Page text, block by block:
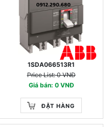
1SDA066513R1
Price List: 0 VNĐ
Giá bán: 0 VNĐ
ĐẶT HÀNG